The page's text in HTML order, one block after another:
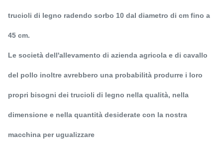
trucioli di legno radendo sorbo 10 dal diametro di cm fino a
45 cm.
Le società dell'allevamento di azienda agricola e di cavallo
del pollo inoltre avrebbero una probabilità produrre i loro
propri bisogni dei trucioli di legno nella qualità, nella
dimensione e nella quantità desiderate con la nostra
macchina per ugualizzare